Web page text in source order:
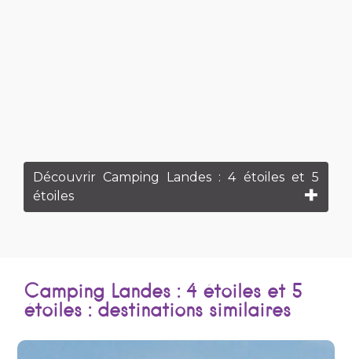
Découvrir Camping Landes : 4 étoiles et 5
étoiles
Camping Landes : 4 étoiles et 5
étoiles : destinations similaires